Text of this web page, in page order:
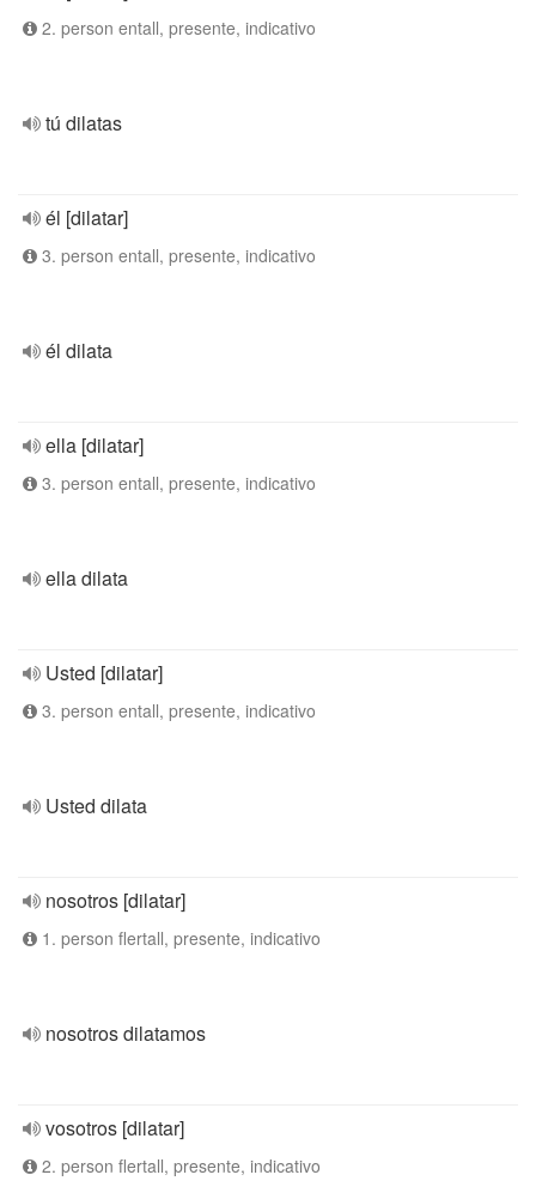
2. person entall, presente, indicativo
tú dilatas
él [dilatar]
3. person entall, presente, indicativo
él dilata
ella [dilatar]
3. person entall, presente, indicativo
ella dilata
Usted [dilatar]
3. person entall, presente, indicativo
Usted dilata
nosotros [dilatar]
1. person flertall, presente, indicativo
nosotros dilatamos
vosotros [dilatar]
2. person flertall, presente, indicativo